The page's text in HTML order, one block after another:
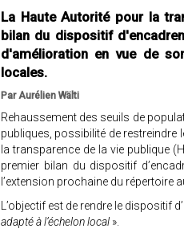
La Haute Autorité pour la
bilan du dispositif
d'amélioration en vue de
locales.
Par Aurélien Wälti
Rehaussement des seuils de
publiques, possibilité de
la transparence de la vie publique
premier bilan du dispositif
l’extension prochaine du répertoire
L’objectif est de rendre le dispositif
adapté à l’échelon local ».